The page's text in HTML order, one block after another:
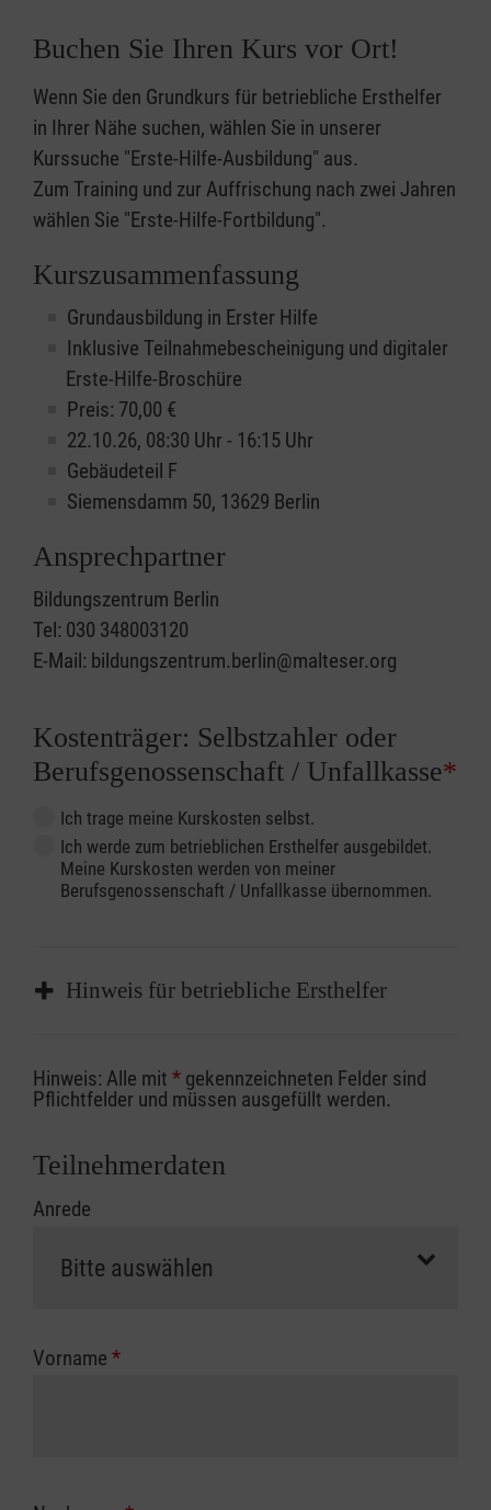
Buchen Sie Ihren Kurs vor Ort!
Wenn Sie den Grundkurs für betriebliche Ersthelfer
in Ihrer Nähe suchen, wählen Sie in unserer
Kurssuche "Erste-Hilfe-Ausbildung" aus.
Zum Training und zur Auffrischung nach zwei Jahren
wählen Sie "Erste-Hilfe-Fortbildung".
Kurszusammenfassung
Grundausbildung in Erster Hilfe
Inklusive Teilnahmebescheinigung und digitaler
Erste-Hilfe-Broschüre
Preis: 70,00 €
22.10.26, 08:30 Uhr - 16:15 Uhr
Gebäudeteil F
Siemensdamm 50, 13629 Berlin
Ansprechpartner
Bildungszentrum Berlin
Tel: 030 348003120
E-Mail: bildungszentrum.berlin@malteser.org
Kostenträger: Selbstzahler oder
Berufsgenossenschaft / Unfallkasse*
Ich trage meine Kurskosten selbst.
Ich werde zum betrieblichen Ersthelfer ausgebildet.
Meine Kurskosten werden von meiner
Berufsgenossenschaft / Unfallkasse übernommen.
Hinweis für betriebliche Ersthelfer
Sofern Sie ein Kostenübernahmeverfahren
Ihrer Berufsgenossenschaft / Unfallkasse
Abrechnungsunterlagen spätestens zu
erfolgt eine Abrechnung der vollen Kursgebühr
Die notwendigen Formulare für die
zuständigen Berufsgenossenschaft oder
Hinweis: Alle mit * gekennzeichneten Felder sind
Pflichtfelder und müssen ausgefüllt werden.
Teilnehmerdaten
Anrede
Vorname *